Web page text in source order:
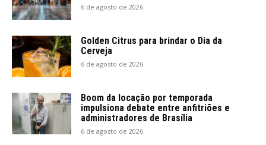
6 de agosto de 2026
Golden Citrus para brindar o Dia da
Cerveja
6 de agosto de 2026
Boom da locação por temporada
impulsiona debate entre anfitriões e
administradores de Brasília
6 de agosto de 2026